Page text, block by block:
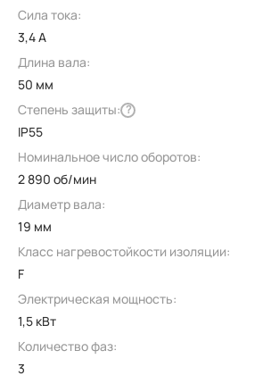
Сила тока:
3,4 А
Длина вала:
50 мм
Степень защиты: ?
IP55
Номинальное число оборотов:
2 890 об/мин
Диаметр вала:
19 мм
Класс нагревостойкости изоляции:
F
Электрическая мощность:
1,5 кВт
Количество фаз:
3